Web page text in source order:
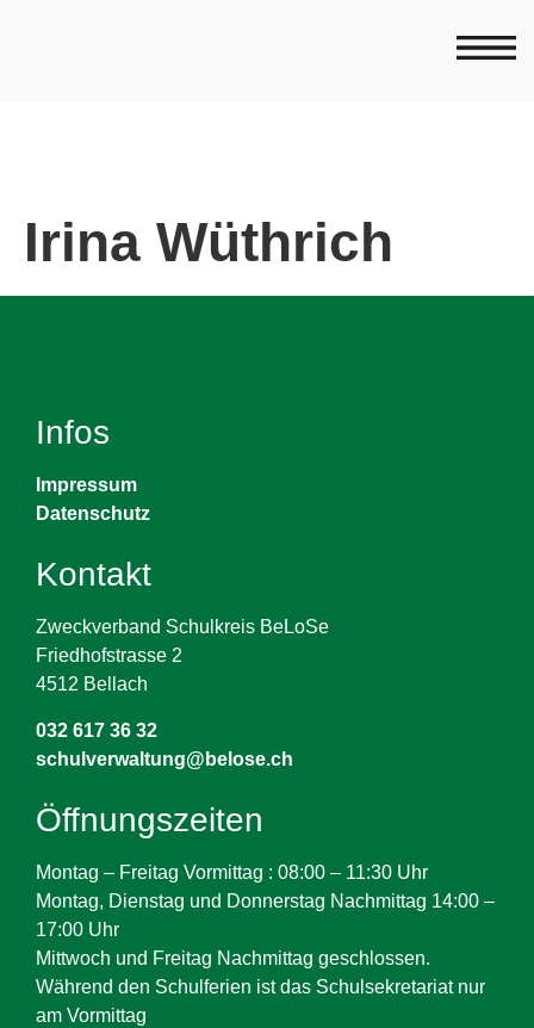
Irina Wüthrich
Infos
Impressum
Datenschutz
Kontakt
Zweckverband Schulkreis BeLoSe
Friedhofstrasse 2
4512 Bellach
032 617 36 32
schulverwaltung@belose.ch
Öffnungszeiten
Montag – Freitag Vormittag : 08:00 – 11:30 Uhr
Montag, Dienstag und Donnerstag Nachmittag 14:00 –
17:00 Uhr
Mittwoch und Freitag Nachmittag geschlossen.
Während den Schulferien ist das Schulsekretariat nur
am Vormittag